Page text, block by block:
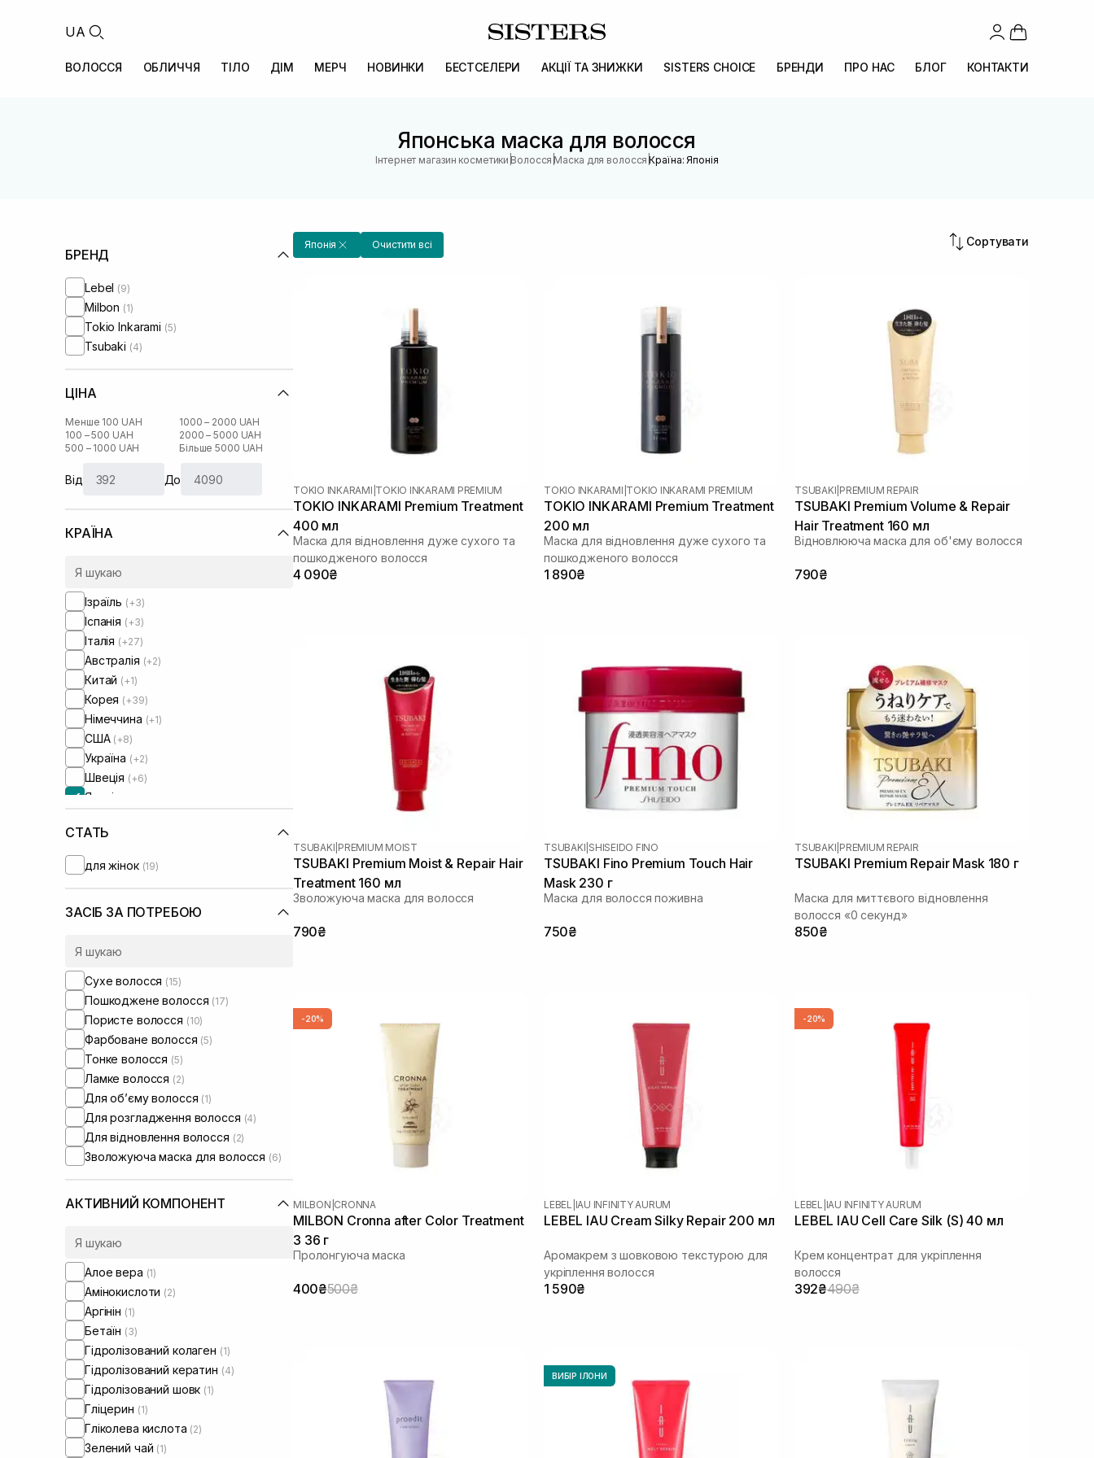
UA
ВОЛОССЯ ОБЛИЧЧЯ ТІЛО ДІМ МЕРЧ НОВИНКИ БЕСТСЕЛЕРИ АКЦІЇ ТА ЗНИЖКИ SISTERS CHOICE БРЕНДИ ПРО НАС БЛОГ КОНТАКТИ
Японська маска для волосся
Інтернет магазин косметики |Волосся |Маска для волосся |Країна: Японія
БРЕНД
Lebel (9)
Milbon (1)
Tokio Inkarami (5)
Tsubaki (4)
ЦІНА
Менше 100 UAH
100 – 500 UAH
500 – 1000 UAH
1000 – 2000 UAH
2000 – 5000 UAH
Більше 5000 UAH
Від До
КРАЇНА
Ізраїль (+3)
Іспанія (+3)
Італія (+27)
Австралія (+2)
Китай (+1)
Корея (+39)
Німеччина (+1)
США (+8)
Україна (+2)
Швеція (+6)
Японія
СТАТЬ
для жінок (19)
ЗАСІБ ЗА ПОТРЕБОЮ
Сухе волосся (15)
Пошкоджене волосся (17)
Пористе волосся (10)
Фарбоване волосся (5)
Тонке волосся (5)
Ламке волосся (2)
Для обʼєму волосся (1)
Для розгладження волосся (4)
Для відновлення волосся (2)
Зволожуюча маска для волосся (6)
АКТИВНИЙ КОМПОНЕНТ
Алое вера (1)
Амінокислоти (2)
Аргінін (1)
Бетаїн (3)
Гідролізований колаген (1)
Гідролізований кератин (4)
Гідролізований шовк (1)
Гліцерин (1)
Гліколева кислота (2)
Зелений чай (1)
Японія Очистити всі Сортувати
TOKIO INKARAMI TOKIO INKARAMI PREMIUM
TOKIO INKARAMI Premium Treatment
400 мл
Маска для відновлення дуже сухого та
пошкодженого волосся
4 090₴
TOKIO INKARAMI TOKIO INKARAMI PREMIUM
TOKIO INKARAMI Premium Treatment
200 мл
Маска для відновлення дуже сухого та
пошкодженого волосся
1 890₴
TSUBAKI PREMIUM REPAIR
TSUBAKI Premium Volume & Repair
Hair Treatment 160 мл
Відновлююча маска для об'єму волосся
790₴
TSUBAKI PREMIUM MOIST
TSUBAKI Premium Moist & Repair Hair
Treatment 160 мл
Зволожуюча маска для волосся
790₴
TSUBAKI SHISEIDO FINO
TSUBAKI Fino Premium Touch Hair
Mask 230 г
Маска для волосся поживна
750₴
TSUBAKI PREMIUM REPAIR
TSUBAKI Premium Repair Mask 180 г
Маска для миттєвого відновлення
волосся «0 секунд»
850₴
-20%
MILBON CRONNA
MILBON Cronna after Color Treatment
3 36 г
Пролонгуюча маска
400₴500₴
LEBEL IAU INFINITY AURUM
LEBEL IAU Cream Silky Repair 200 мл
Аромакрем з шовковою текстурою для
укріплення волосся
1 590₴
-20%
LEBEL IAU INFINITY AURUM
LEBEL IAU Cell Care Silk (S) 40 мл
Крем концентрат для укріплення
волосся
392₴490₴
ВИБІР ІЛОНИ